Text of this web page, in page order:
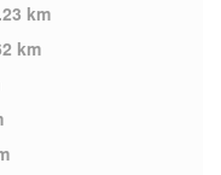
km
km